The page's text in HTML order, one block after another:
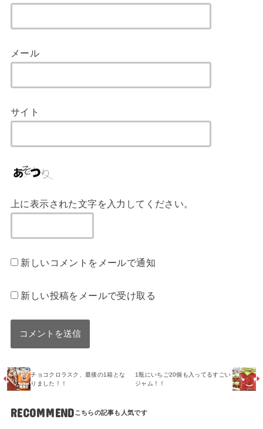
メール
サイト
上に表示された文字を入力してください。
新しいコメントをメールで通知
新しい投稿をメールで受け取る
チョコクロラスク、最後の1箱とな
りました！！
1瓶にいちご20個も入ってるすごい
ジャム！！
RECOMMEND